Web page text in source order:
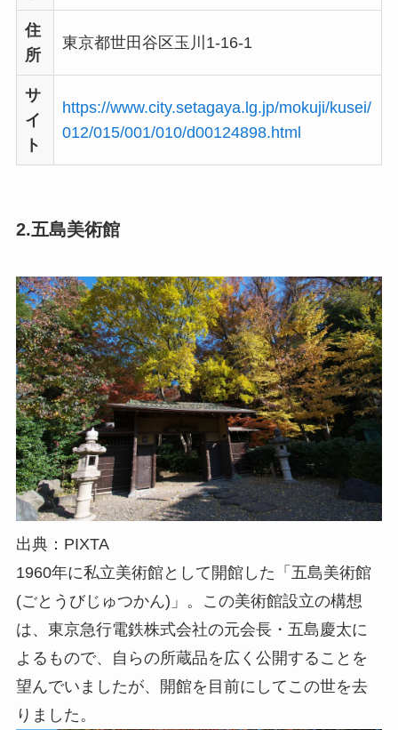
住
所
東京都世田谷区玉川1-16-1
サ
イ
ト
https://www.city.setagaya.lg.jp/mokuji/kusei/
012/015/001/010/d00124898.html
2.五島美術館
出典：PIXTA
1960年に私立美術館として開館した「五島美術館
(ごとうびじゅつかん)」。この美術館設立の構想
は、東京急行電鉄株式会社の元会長・五島慶太に
よるもので、自らの所蔵品を広く公開することを
望んでいましたが、開館を目前にしてこの世を去
りました。